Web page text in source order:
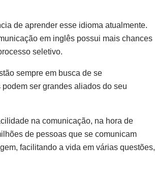
de aprender esse idioma atualmente.
em inglês possui mais chances
seletivo.
sempre em busca de se
ser grandes aliados do seu
na comunicação, na hora de
de pessoas que se comunicam
facilitando a vida em várias questões,